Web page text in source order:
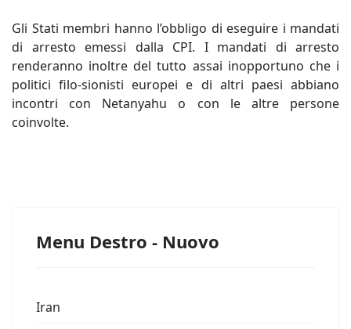
Gli Stati membri hanno l’obbligo di eseguire i mandati
di arresto emessi dalla CPI. I mandati di arresto
renderanno inoltre del tutto assai inopportuno che i
politici filo-sionisti europei e di altri paesi abbiano
incontri con Netanyahu o con le altre persone
coinvolte.
Menu Destro - Nuovo
Iran